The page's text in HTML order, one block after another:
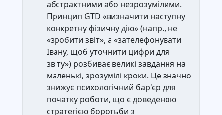
абстрактними або незрозумілими.
Принцип GTD «визначити наступну
конкретну фізичну дію» (напр., не
«зробити звіт», а «зателефонувати
Івану, щоб уточнити цифри для
звіту») розбиває великі завдання на
маленькі, зрозумілі кроки. Це значно
знижує психологічний бар'єр для
початку роботи, що є доведеною
стратегією боротьби з